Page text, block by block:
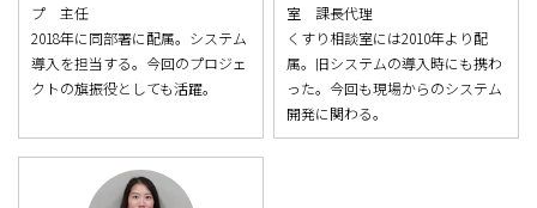
プ 主任
2018年に同部署に配属。システム
導入を担当する。今回のプロジェ
クトの旗振役としても活躍。
室 課長代理
くすり相談室には2010年より配
属。旧システムの導入時にも携わ
った。今回も現場からのシステム
開発に関わる。